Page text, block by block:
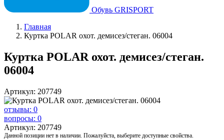
Обувь GRISPORT
Главная
Куртка POLAR охот. демисез/стеган. 06004
Куртка POLAR охот. демисез/стеган.
06004
Артикул: 207749
отзывы: 0
вопросы: 0
Артикул: 207749
Данной позиции нет в наличии. Пожалуйста, выберите доступные свойства.